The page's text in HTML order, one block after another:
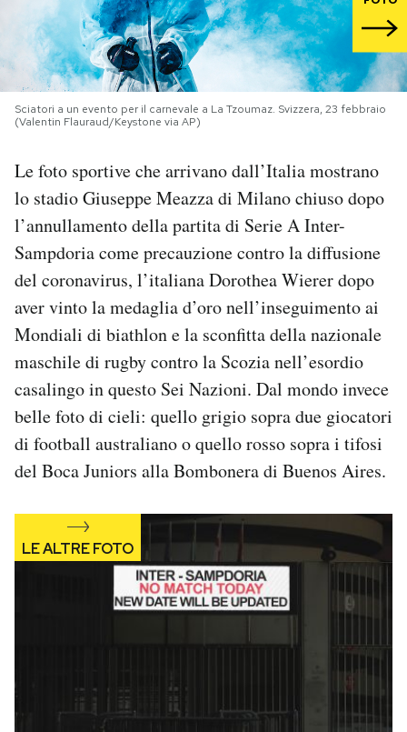
PODCAST
NEWSLETTER
SHOP
CALENDARIO
AREA PERSONALE
Area Personale
Newsletter
Notifiche mobile
Regala il Post
Hai bisogno di aiuto?
Sciatori a un evento per il carnevale a La Tzoumaz. Svizzera, 23 febbraio
(Valentin Flauraud/Keystone via AP)
Le foto sportive che arrivano dall’Italia mostrano
lo stadio Giuseppe Meazza di Milano chiuso dopo
l’annullamento della partita di Serie A Inter-
Sampdoria come precauzione contro la diffusione
del coronavirus, l’italiana Dorothea Wierer dopo
aver vinto la medaglia d’oro nell’inseguimento ai
Mondiali di biathlon e la sconfitta della nazionale
maschile di rugby contro la Scozia nell’esordio
casalingo in questo Sei Nazioni. Dal mondo invece
belle foto di cieli: quello grigio sopra due giocatori
di football australiano o quello rosso sopra i tifosi
del Boca Juniors alla Bombonera di Buenos Aires.